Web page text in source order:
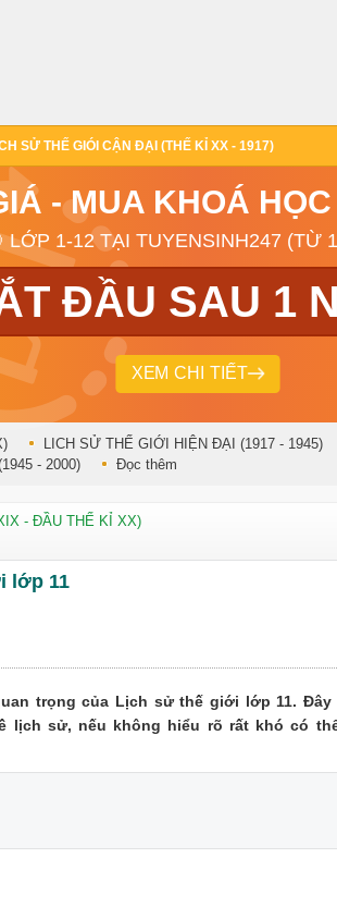
SỬ THẾ GIÓI CẬN ĐẠI (THẾ KỈ XX - 1917)
- MUA KHOÁ HỌC
LỚP 1-12 TẠI TUYENSINH247 (TỪ
ĐẦU SAU 1
XEM CHI TIẾT
LICH SỬ THẾ GIỚI HIỆN ĐẠI (1917 - 1945)
- 2000) Đọc thêm
- ĐẦU THẾ KỈ XX)
lớp 11
trọng của Lịch sử thế giới lớp 11.
lịch sử, nếu không hiểu rõ rất khó có